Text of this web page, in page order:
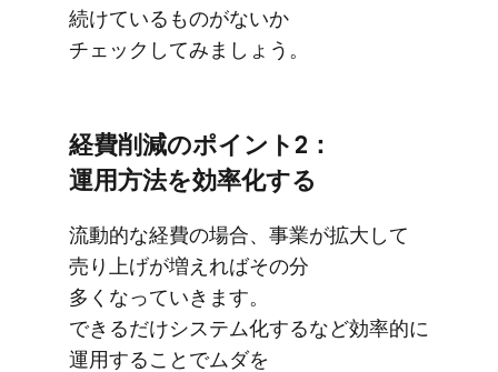
続けている​ものが​ないか​
チェックしてみましょう。
経費削減の​ポイント2：
運用方法を​効率化する
流動的な​経費の​場合、​事業が​拡大して​
売り上げが​増えれば​その​分​
多くなっていきます。​
できるだけシステム化するなど​効率的に​
運用する​ことで​ムダを​